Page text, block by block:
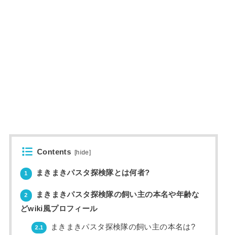
Contents [hide]
1 まきまきパスタ探検隊とは何者?
2
まきまきパスタ探検隊の飼い主の本名や年齢な
どwiki風プロフィール
2.1 まきまきパスタ探検隊の飼い主の本名は?